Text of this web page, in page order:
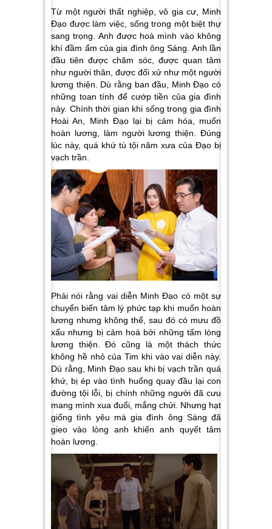
Từ một người thất nghiệp, vô gia cư, Minh
Đạo được làm việc, sống trong một biệt thự
sang trọng. Anh được hoà mình vào không
khí đầm ấm của gia đình ông Sáng. Anh lần
đầu tiên được chăm sóc, được quan tâm
như người thân, được đối xử như một người
lương thiện. Dù rằng ban đầu, Minh Đạo có
những toan tính để cướp tiền của gia đình
này. Chính thời gian khi sống trong gia đình
Hoài An, Minh Đạo lại bị cảm hóa, muốn
hoàn lương, làm người lương thiện. Đúng
lúc này, quá khứ tù tội năm xưa của Đạo bị
vạch trần.
Phải nói rằng vai diễn Minh Đạo có một sự
chuyển biến tâm lý phức tạp khi muốn hoàn
lương nhưng không thể, sau đó có mưu đồ
xấu nhưng bị cảm hoá bởi những tấm lòng
lương thiện. Đó cũng là một thách thức
không hề nhỏ của Tim khi vào vai diễn này.
Dù rằng, Minh Đạo sau khi bị vạch trần quá
khứ, bị ép vào tình huống quay đầu lại con
đường tội lỗi, bị chính những người đã cưu
mang mình xua đuổi, mắng chửi. Nhưng hạt
giống tình yêu mà gia đình ông Sáng đã
gieo vào lòng anh khiến anh quyết tâm
hoàn lương.